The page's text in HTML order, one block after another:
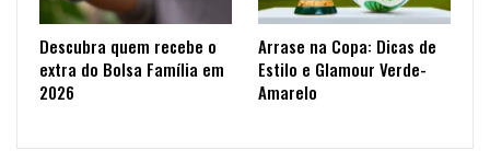
Descubra quem recebe o
extra do Bolsa Família em
2026
Arrase na Copa: Dicas de
Estilo e Glamour Verde-
Amarelo